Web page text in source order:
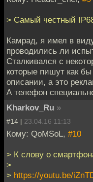
> Самый честный
Камрад, я имел в
проводились ли
Сталкивался с
которые пишут как бы
описании, а это
А телефон
Kharkov_Ru »
#14 | 23.04.16 11:13
Кому: QoMSoL, #10
> К слову о
>
> https://youtu.be/